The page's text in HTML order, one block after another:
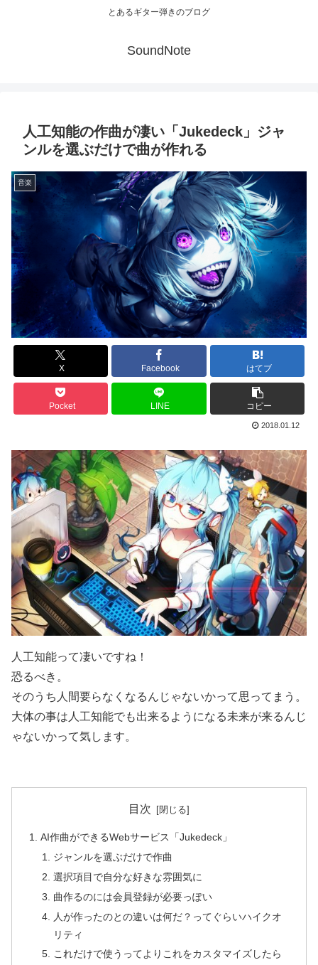
とあるギター弾きのブログ
SoundNote
人工知能の作曲が凄い「Jukedeck」ジャ
ンルを選ぶだけで曲が作れる
音楽
X Facebook はてブ
Pocket LINE コピー
2018.01.12
人工知能って凄いですね！
恐るべき。
そのうち人間要らなくなるんじゃないかって思ってまう。
大体の事は人工知能でも出来るようになる未来が来るんじ
ゃないかって気します。
目次
AI作曲ができるWebサービス「Jukedeck」
ジャンルを選ぶだけで作曲
選択項目で自分な好きな雰囲気に
曲作るのには会員登録が必要っぽい
人が作ったのとの違いは何だ？ってぐらいハイクオ
リティ
これだけで使うってよりこれをカスタマイズしたら